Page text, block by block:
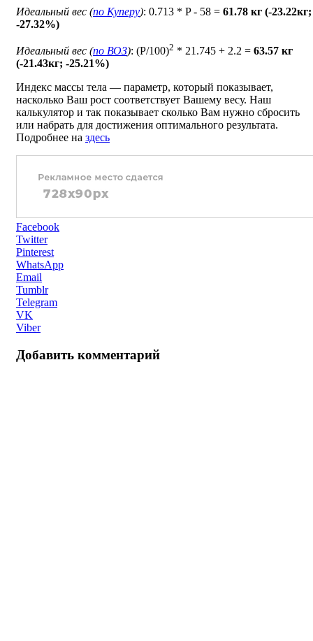
Идеальный вес (по Куперу): 0.713 * P - 58 = 61.78 кг (-23.22кг;
-27.32%)
Идеальный вес (по ВОЗ): (P/100)2 * 21.745 + 2.2 = 63.57 кг
(-21.43кг; -25.21%)
Индекс массы тела — параметр, который показывает,
насколько Ваш рост соответствует Вашему весу. Наш
калькулятор и так показывает сколько Вам нужно сбросить
или набрать для достижения оптимального результата.
Подробнее на здесь
Facebook
Twitter
Pinterest
WhatsApp
Email
Tumblr
Telegram
VK
Viber
Добавить комментарий